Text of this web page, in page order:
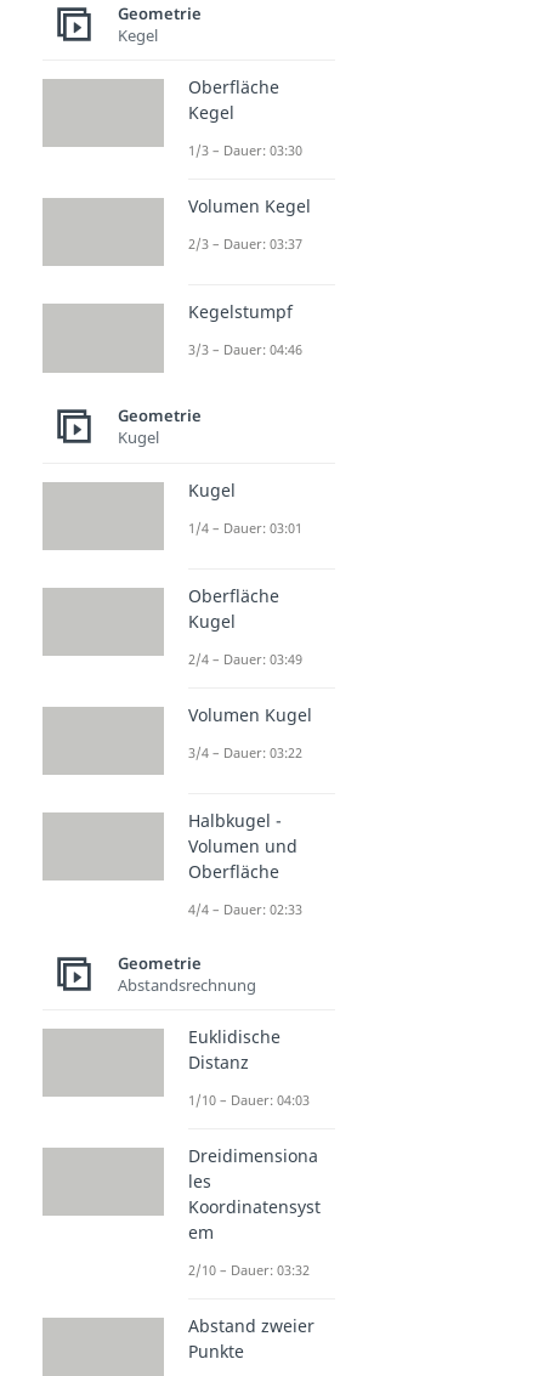
Geometrie
Kegel
Oberfläche
Kegel
1/3 – Dauer: 03:30
Volumen Kegel
2/3 – Dauer: 03:37
Kegelstumpf
3/3 – Dauer: 04:46
Geometrie
Kugel
Kugel
1/4 – Dauer: 03:01
Oberfläche
Kugel
2/4 – Dauer: 03:49
Volumen Kugel
3/4 – Dauer: 03:22
Halbkugel -
Volumen und
Oberfläche
4/4 – Dauer: 02:33
Geometrie
Abstandsrechnung
Euklidische
Distanz
1/10 – Dauer: 04:03
Dreidimensiona
les
Koordinatensyst
em
2/10 – Dauer: 03:32
Abstand zweier
Punkte